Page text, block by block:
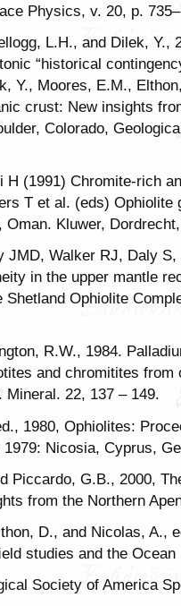
Physics, v. 20, p.
L.H., and Dilek, Y.,
“historical
Y., Moores, E.M.,
crust: New insights
Colorado,
H (1991) Chromite-rich
T et al. (eds) Ophiolite
Kluwer,
JMD, Walker RJ, Daly
in the upper mantle
Ophiolite
R.W., 1984.
and chromitites from
Mineral. 22, 137 – 149.
1980, Ophiolites:
Nicosia, Cyprus,
Piccardo, G.B., 2000,
from the Northern
D., and Nicolas, A.,
studies and the
Society of America